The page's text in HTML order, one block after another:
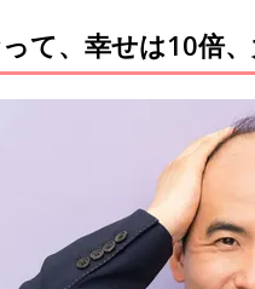
て、幸せは10倍